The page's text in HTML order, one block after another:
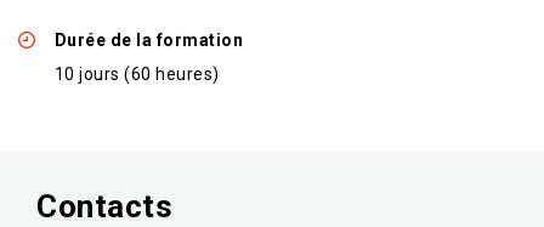
Durée de la formation
10 jours (60 heures)
Contacts